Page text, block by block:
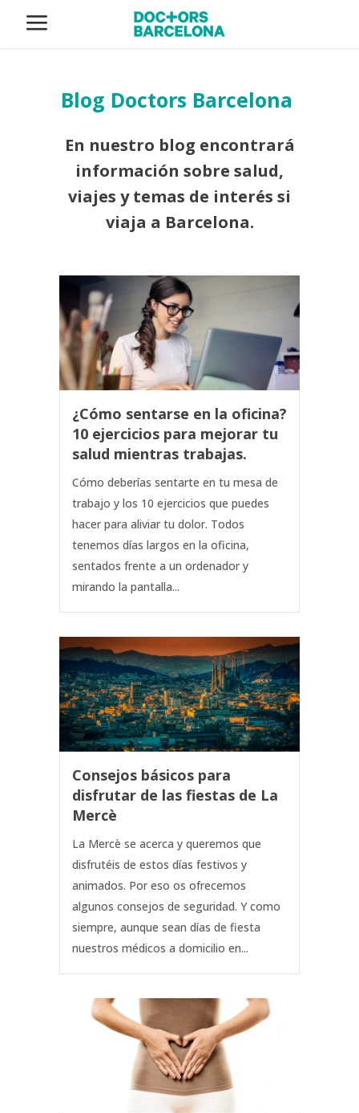
Blog Doctors Barcelona
En nuestro blog encontrará
información sobre salud,
viajes y temas de interés si
viaja a Barcelona.
¿Cómo sentarse en la oficina?
10 ejercicios para mejorar tu
salud mientras trabajas.
Cómo deberías sentarte en tu mesa de
trabajo y los 10 ejercicios que puedes
hacer para aliviar tu dolor. Todos
tenemos días largos en la oficina,
sentados frente a un ordenador y
mirando la pantalla...
Consejos básicos para
disfrutar de las fiestas de La
Mercè
La Mercè se acerca y queremos que
disfrutéis de estos días festivos y
animados. Por eso os ofrecemos
algunos consejos de seguridad. Y como
siempre, aunque sean días de fiesta
nuestros médicos a domicilio en...